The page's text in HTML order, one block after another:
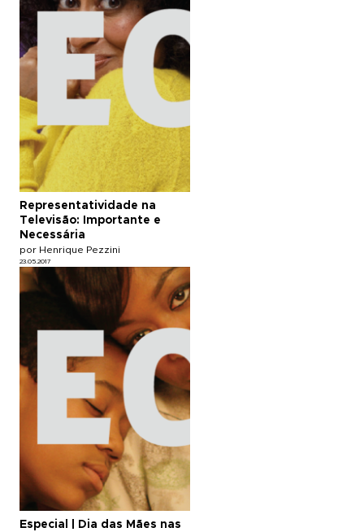
Representatividade na
Televisão: Importante e
Necessária
por Henrique Pezzini
23.05.2017
Especial | Dia das Mães nas